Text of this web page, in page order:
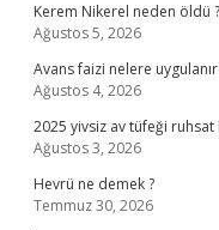
Kerem Nikerel neden öldü ?
Ağustos 5, 2026
Avans faizi nelere uygulanır
Ağustos 4, 2026
2025 yivsiz av tüfeği ruhsat
Ağustos 3, 2026
Hevrü ne demek ?
Temmuz 30, 2026